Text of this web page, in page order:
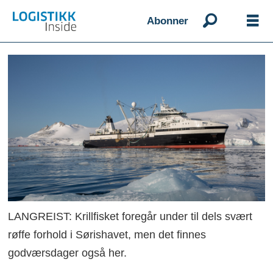
Abonner
LANGREIST: Krillfisket foregår under til dels svært
røffe forhold i Sørishavet, men det finnes
godværsdager også her.